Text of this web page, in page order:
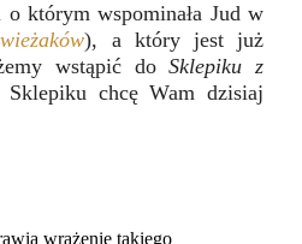
którym wspominała Jud w
), a który jest już
wstąpić doSklepiku z
chcę Wam dzisiaj
wrażenie takiego